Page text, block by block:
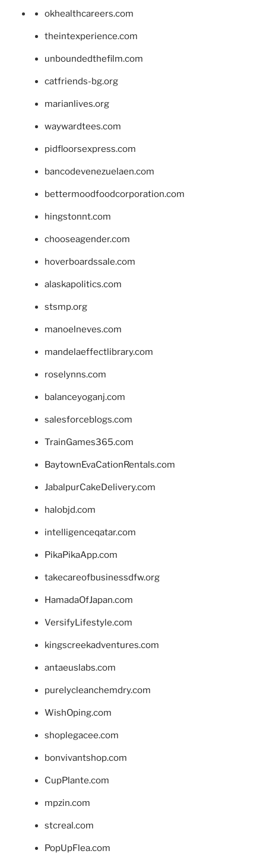
okhealthcareers.com
theintexperience.com
unboundedthefilm.com
catfriends-bg.org
marianlives.org
waywardtees.com
pidfloorsexpress.com
bancodevenezuelaen.com
bettermoodfoodcorporation.com
hingstonnt.com
chooseagender.com
hoverboardssale.com
alaskapolitics.com
stsmp.org
manoelneves.com
mandelaeffectlibrary.com
roselynns.com
balanceyoganj.com
salesforceblogs.com
TrainGames365.com
BaytownEvaCationRentals.com
JabalpurCakeDelivery.com
halobjd.com
intelligenceqatar.com
PikaPikaApp.com
takecareofbusinessdfw.org
HamadaOfJapan.com
VersifyLifestyle.com
kingscreekadventures.com
antaeuslabs.com
purelycleanchemdry.com
WishOping.com
shoplegacee.com
bonvivantshop.com
CupPlante.com
mpzin.com
stcreal.com
PopUpFlea.com